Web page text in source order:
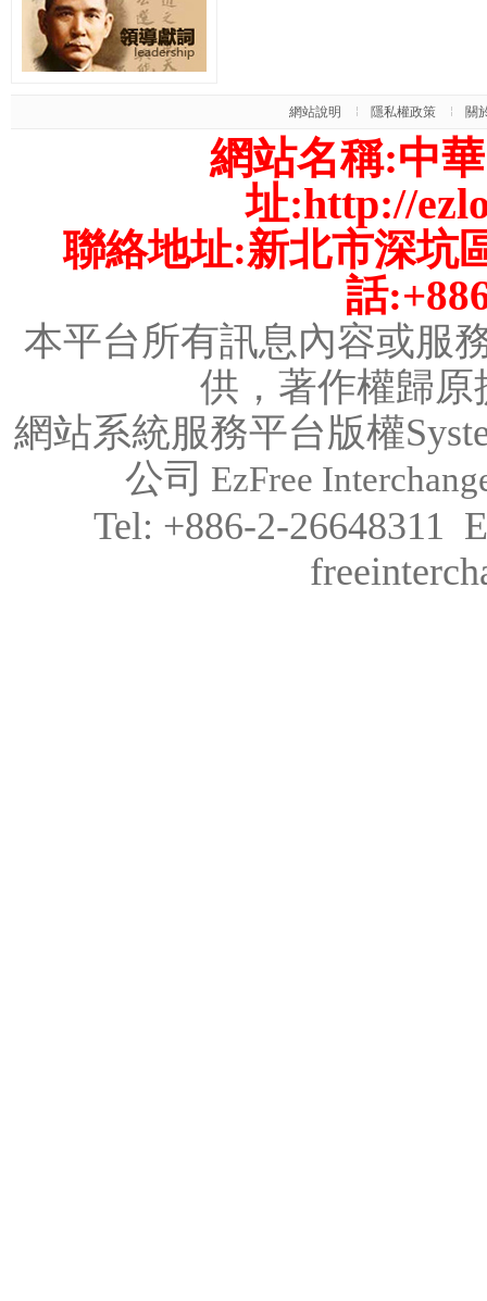
網站說明 隱私權政策 關
網站名稱:中
址:http://
聯絡地址:新北市深坑
話
本平台所有訊息內容或服
供，著作權歸
網站系統服務平台版權
公司 EzFree
Tel: +886-2-26648311